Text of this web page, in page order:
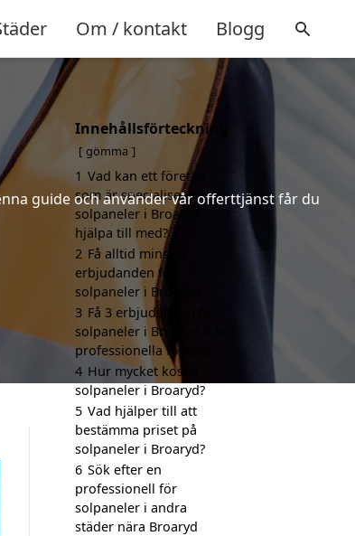
Om / kontakt Blogg
guide och använder vår offerttjänst får du
Innehållsförteckning
gömma
1 Vad kan ett företag
som är specialiserat på
solpaneler i Broaryd
hjälpa till med?
2 Få alltid minst 3
erbjudanden för
solpaneler i Broaryd
3 Få 3 erbjudanden för
solpaneler i Broaryd från
professionella företag
4 Hur mycket kostar
solpaneler i Broaryd?
5 Vad hjälper till att
bestämma priset på
solpaneler i Broaryd?
6 Sök efter en
professionell för
solpaneler i andra
städer nära Broaryd